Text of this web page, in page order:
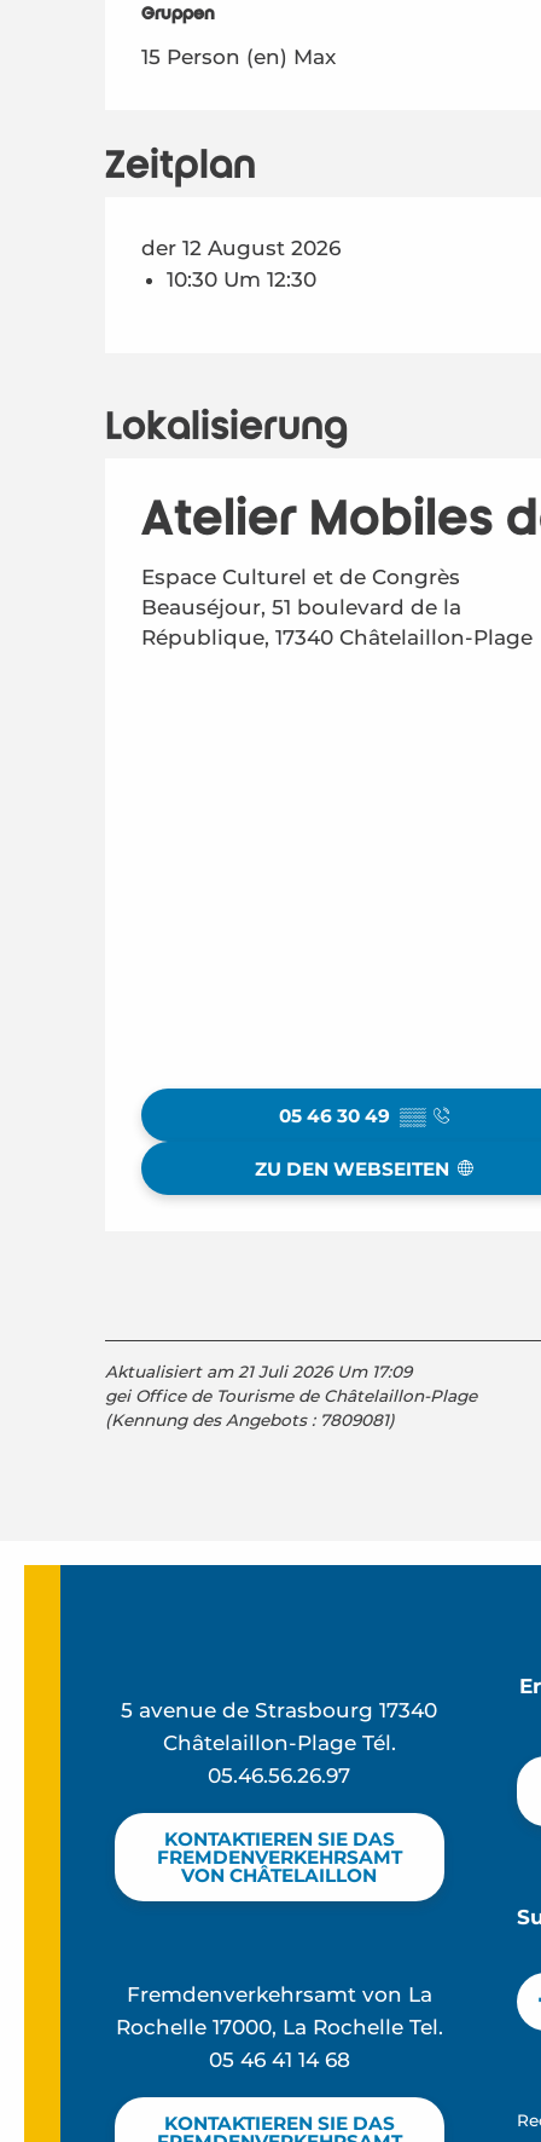
Gruppen
Gruppen
15 Person (en) Max
Zeitplan
der 12 August 2026
10:30 Um 12:30
Lokalisierung
Atelier Mobiles
Espace Culturel et de Congrès
Beauséjour, 51 boulevard de la
République, 17340 Châtelaillon-Plage
05 46 30 49 ▒▒
ZU DEN WEBSEITEN
Aktualisiert am 21 Juli 2026 Um 17:09
gei Office de Tourisme de Châtelaillon-Plage
(Kennung des Angebots : 7809081)
5 avenue de Strasbourg 17340
Châtelaillon-Plage Tél.
05.46.56.26.97
KONTAKTIEREN SIE DAS
FREMDENVERKEHRSAMT
VON CHÂTELAILLON
Fremdenverkehrsamt von La
Rochelle 17000, La Rochelle Tel.
05 46 41 14 68
KONTAKTIEREN SIE DAS